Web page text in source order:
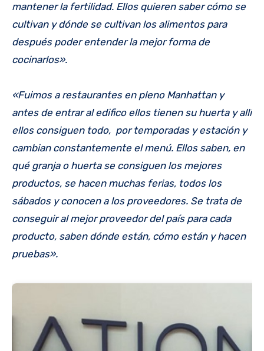
mantener la fertilidad. Ellos quieren saber cómo se
cultivan y dónde se cultivan los alimentos para
después poder entender la mejor forma de
cocinarlos».
«Fuimos a restaurantes en pleno Manhattan y
antes de entrar al edifico ellos tienen su huerta y allí
ellos consiguen todo, por temporadas y estación y
cambian constantemente el menú. Ellos saben, en
qué granja o huerta se consiguen los mejores
productos, se hacen muchas ferias, todos los
sábados y conocen a los proveedores. Se trata de
conseguir al mejor proveedor del país para cada
producto, saben dónde están, cómo están y hacen
pruebas».